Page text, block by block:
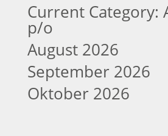
Current Category:
p/o
August 2026
September 2026
Oktober 2026